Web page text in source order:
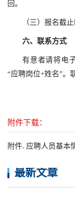
回。
（三）报名截
六、 联系方
有意者请将电
“应聘岗位+姓名”。
附件下载：
附件. 应聘人员基本
最新文章